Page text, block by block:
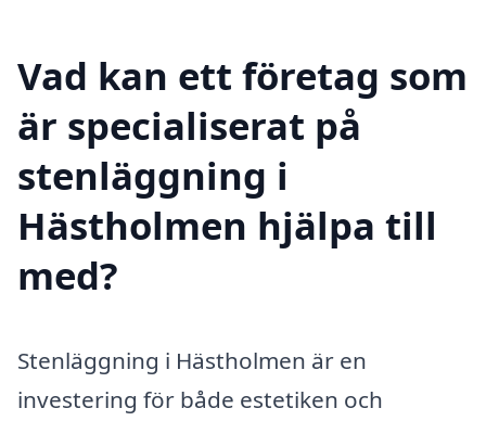
Vad kan ett företag som
är specialiserat på
stenläggning i
Hästholmen hjälpa till
med?
Stenläggning i Hästholmen är en
investering för både estetiken och